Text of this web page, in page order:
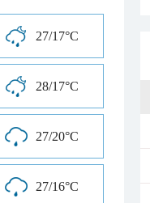
27/17°C
28/17°C
27/20°C
27/16°C